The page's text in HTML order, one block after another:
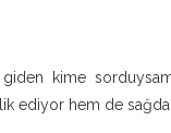
kime
ediyor hem de